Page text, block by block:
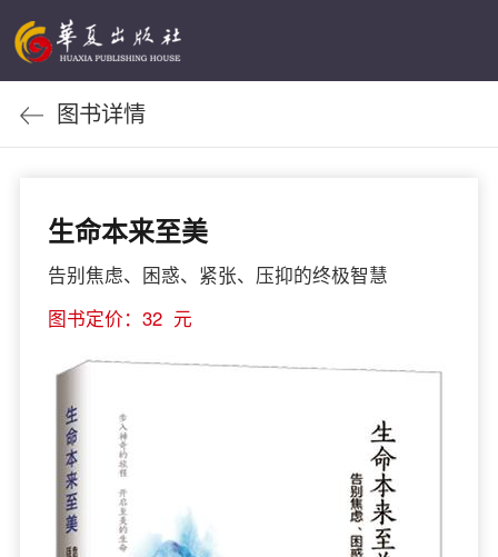
图书详情
生命本来至美
告别焦虑、困惑、紧张、压抑的终极智慧
图书定价：32 元